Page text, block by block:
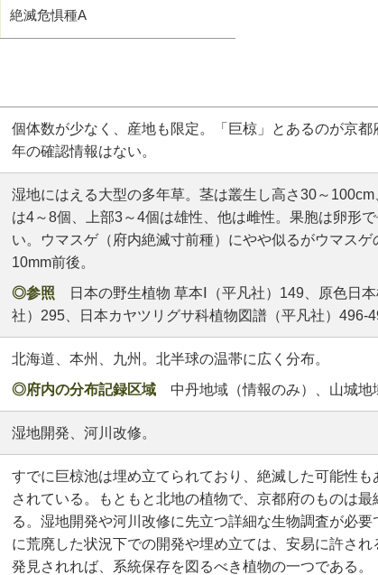
絶滅危惧種A
個体数が少なく、産地も限定。「巨椋」とあるのが京
年の確認情報はない。
湿地にはえる大型の多年草。茎は叢生し高さ30～
は4～8個、上部3～4個は雄性、他は雌性。果胞は卵形
い。ウマスゲ（府内絶滅寸前種）にやや似るがウマスゲ
10mm前後。
◎参照 日本の野生植物 草本Ⅰ（平凡社）149、原色日
社）295、日本カヤツリグサ科植物図譜（平凡社）496-
北海道、本州、九州。北半球の温帯に広く分布。
◎府内の分布記録区域 中丹地域（情報のみ）、山城地
湿地開発、河川改修。
すでに巨椋池は埋め立てられており、絶滅した可能性
されている。もともと北地の植物で、京都府のものは
る。湿地開発や河川改修に先立つ詳細な生物調査が必要
に荒廃した状況下での開発や埋め立ては、安易に許さ
発見されれば、系統保存を図るべき植物の一つである。